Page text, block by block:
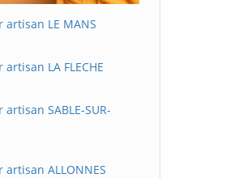
LE MANS
LA FLECHE
SABLE-SUR-
ALLONNES